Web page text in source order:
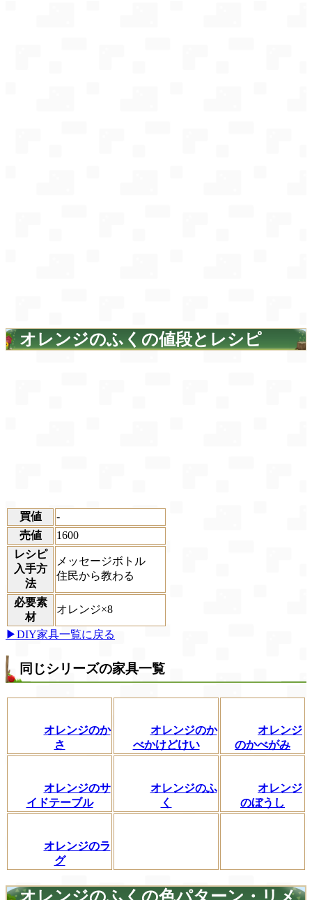
オレンジのふくの値段とレシピ
買値
-
売値
1600
レシピ
入手方
法
メッセージボトル
住民から教わる
必要素
材
オレンジ×8
▶DIY家具一覧に戻る
同じシリーズの家具一覧
オレンジのか
さ
オレンジのか
べかけどけい
オレンジ
のかべがみ
オレンジのサ
イドテーブル
オレンジのふ
く
オレンジ
のぼうし
オレンジのラ
グ